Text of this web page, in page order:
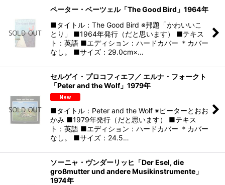
ペーター・ベーツェル「The Good Bird」1964年
■タイトル：The Good Bird ※邦題「かわいいこ
とり」 ■1964年発行（だと思います） ■テキス
ト：英語 ■エディション：ハードカバー ＊カバー
なし。 ■サイズ：29.0cm×…
セルゲイ・プロコフィエフ／ エルナ・フォークト
「Peter and the Wolf」1979年
■タイトル：Peter and the Wolf ※ピーターとおお
かみ ■1979年発行（だと思います） ■テキス
ト：英語 ■エディション：ハードカバー ＊カバー
なし。 ■サイズ：24.5…
ソーニャ・ヴンダーリッヒ「Der Esel, die
großmutter und andere Musikinstrumente」
1974年